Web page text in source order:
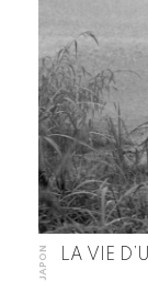
JAPON LA VIE